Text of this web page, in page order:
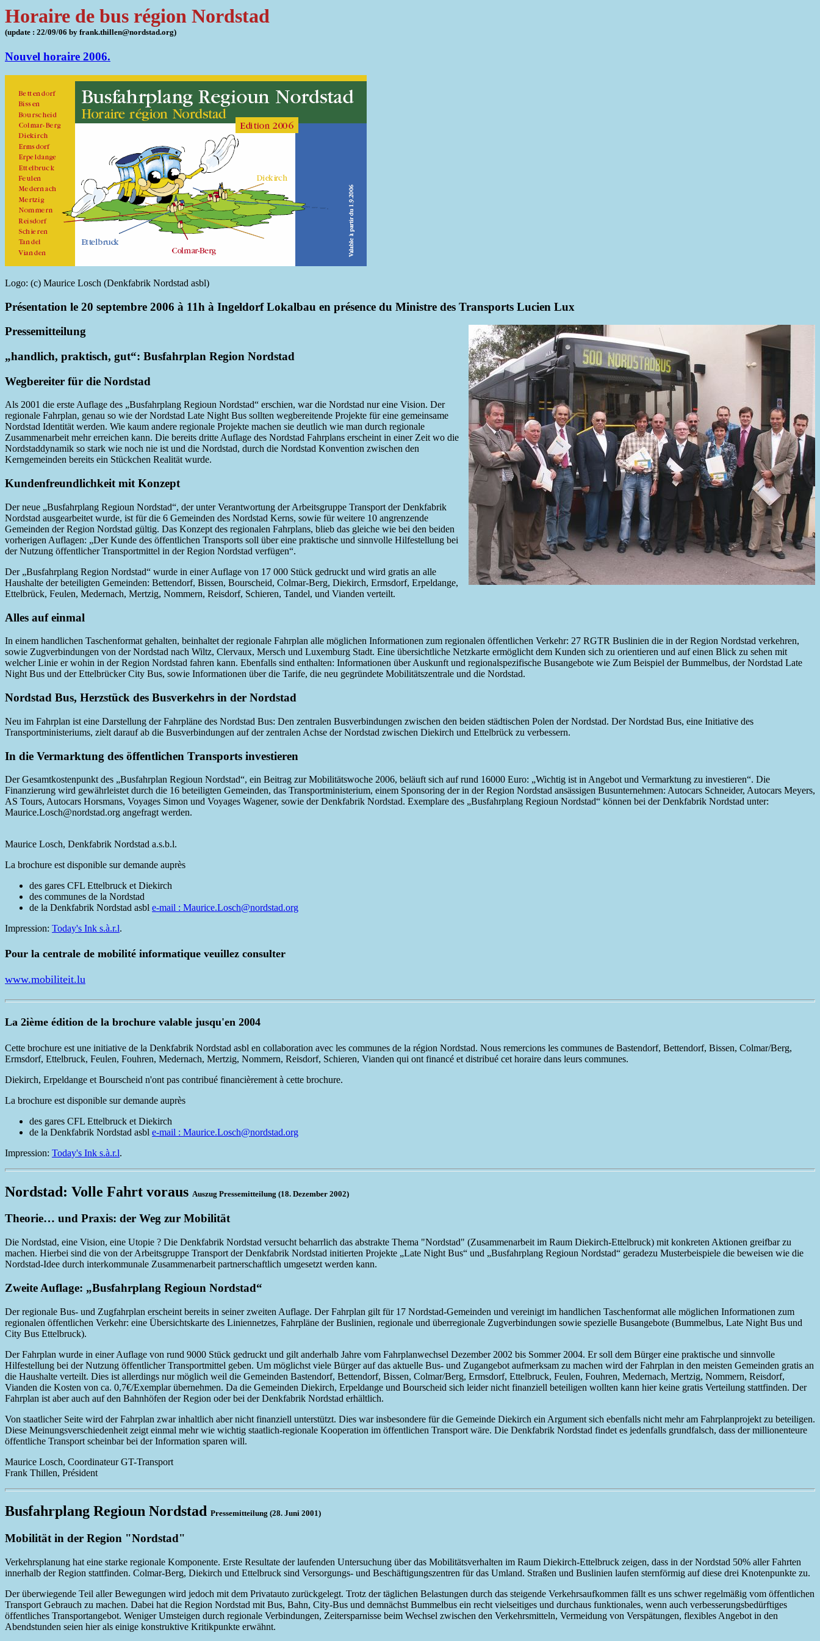
Horaire de bus région Nordstad
(update : 22/09/06 by frank.thillen@nordstad.org)
Nouvel horaire 2006.
Logo: (c) Maurice Losch (Denkfabrik Nordstad asbl)
Présentation le 20 septembre 2006 à 11h à Ingeldorf Lokalbau en présence du Ministre des Transports Lucien Lux
Pressemitteilung
„handlich, praktisch, gut“: Busfahrplan Region Nordstad
Wegbereiter für die Nordstad
Als 2001 die erste Auflage des „Busfahrplang Regioun Nordstad“ erschien, war die Nordstad nur eine Vision. Der
regionale Fahrplan, genau so wie der Nordstad Late Night Bus sollten wegbereitende Projekte für eine gemeinsame
Nordstad Identität werden. Wie kaum andere regionale Projekte machen sie deutlich wie man durch regionale
Zusammenarbeit mehr erreichen kann. Die bereits dritte Auflage des Nordstad Fahrplans erscheint in einer Zeit wo die
Nordstaddynamik so stark wie noch nie ist und die Nordstad, durch die Nordstad Konvention zwischen den
Kerngemeinden bereits ein Stückchen Realität wurde.
Kundenfreundlichkeit mit Konzept
Der neue „Busfahrplang Regioun Nordstad“, der unter Verantwortung der Arbeitsgruppe Transport der Denkfabrik
Nordstad ausgearbeitet wurde, ist für die 6 Gemeinden des Nordstad Kerns, sowie für weitere 10 angrenzende
Gemeinden der Region Nordstad gültig. Das Konzept des regionalen Fahrplans, blieb das gleiche wie bei den beiden
vorherigen Auflagen: „Der Kunde des öffentlichen Transports soll über eine praktische und sinnvolle Hilfestellung bei
der Nutzung öffentlicher Transportmittel in der Region Nordstad verfügen“.
Der „Busfahrplang Region Nordstad“ wurde in einer Auflage von 17 000 Stück gedruckt und wird gratis an alle
Haushalte der beteiligten Gemeinden: Bettendorf, Bissen, Bourscheid, Colmar-Berg, Diekirch, Ermsdorf, Erpeldange,
Ettelbrück, Feulen, Medernach, Mertzig, Nommern, Reisdorf, Schieren, Tandel, und Vianden verteilt.
Alles auf einmal
In einem handlichen Taschenformat gehalten, beinhaltet der regionale Fahrplan alle möglichen Informationen zum regionalen öffentlichen Verkehr: 27 RGTR Buslinien die in der Region Nordstad verkehren,
sowie Zugverbindungen von der Nordstad nach Wiltz, Clervaux, Mersch und Luxemburg Stadt. Eine übersichtliche Netzkarte ermöglicht dem Kunden sich zu orientieren und auf einen Blick zu sehen mit
welcher Linie er wohin in der Region Nordstad fahren kann. Ebenfalls sind enthalten: Informationen über Auskunft und regionalspezifische Busangebote wie Zum Beispiel der Bummelbus, der Nordstad Late
Night Bus und der Ettelbrücker City Bus, sowie Informationen über die Tarife, die neu gegründete Mobilitätszentrale und die Nordstad.
Nordstad Bus, Herzstück des Busverkehrs in der Nordstad
Neu im Fahrplan ist eine Darstellung der Fahrpläne des Nordstad Bus: Den zentralen Busverbindungen zwischen den beiden städtischen Polen der Nordstad. Der Nordstad Bus, eine Initiative des
Transportministeriums, zielt darauf ab die Busverbindungen auf der zentralen Achse der Nordstad zwischen Diekirch und Ettelbrück zu verbessern.
In die Vermarktung des öffentlichen Transports investieren
Der Gesamtkostenpunkt des „Busfahrplan Regioun Nordstad“, ein Beitrag zur Mobilitätswoche 2006, beläuft sich auf rund 16000 Euro: „Wichtig ist in Angebot und Vermarktung zu investieren“. Die
Finanzierung wird gewährleistet durch die 16 beteiligten Gemeinden, das Transportministerium, einem Sponsoring der in der Region Nordstad ansässigen Busunternehmen: Autocars Schneider, Autocars Meyers,
AS Tours, Autocars Horsmans, Voyages Simon und Voyages Wagener, sowie der Denkfabrik Nordstad. Exemplare des „Busfahrplang Regioun Nordstad“ können bei der Denkfabrik Nordstad unter:
Maurice.Losch@nordstad.org angefragt werden.
Maurice Losch, Denkfabrik Nordstad a.s.b.l.
La brochure est disponible sur demande auprès
des gares CFL Ettelbruck et Diekirch
des communes de la Nordstad
de la Denkfabrik Nordstad asbl e-mail : Maurice.Losch@nordstad.org
Impression: Today's Ink s.à.r.l.
Pour la centrale de mobilité informatique veuillez consulter
www.mobiliteit.lu
La 2ième édition de la brochure valable jusqu'en 2004
Cette brochure est une initiative de la Denkfabrik Nordstad asbl en collaboration avec les communes de la région Nordstad. Nous remercions les communes de Bastendorf, Bettendorf, Bissen, Colmar/Berg,
Ermsdorf, Ettelbruck, Feulen, Fouhren, Medernach, Mertzig, Nommern, Reisdorf, Schieren, Vianden qui ont financé et distribué cet horaire dans leurs communes.
Diekirch, Erpeldange et Bourscheid n'ont pas contribué financièrement à cette brochure.
La brochure est disponible sur demande auprès
des gares CFL Ettelbruck et Diekirch
de la Denkfabrik Nordstad asbl e-mail : Maurice.Losch@nordstad.org
Impression: Today's Ink s.à.r.l.
Nordstad: Volle Fahrt voraus Auszug Pressemitteilung (18. Dezember 2002)
Theorie… und Praxis: der Weg zur Mobilität
Die Nordstad, eine Vision, eine Utopie ? Die Denkfabrik Nordstad versucht beharrlich das abstrakte Thema "Nordstad" (Zusammenarbeit im Raum Diekirch-Ettelbruck) mit konkreten Aktionen greifbar zu
machen. Hierbei sind die von der Arbeitsgruppe Transport der Denkfabrik Nordstad initierten Projekte „Late Night Bus“ und „Busfahrplang Regioun Nordstad“ geradezu Musterbeispiele die beweisen wie die
Nordstad-Idee durch interkommunale Zusammenarbeit partnerschaftlich umgesetzt werden kann.
Zweite Auflage: „Busfahrplang Regioun Nordstad“
Der regionale Bus- und Zugfahrplan erscheint bereits in seiner zweiten Auflage. Der Fahrplan gilt für 17 Nordstad-Gemeinden und vereinigt im handlichen Taschenformat alle möglichen Informationen zum
regionalen öffentlichen Verkehr: eine Übersichtskarte des Liniennetzes, Fahrpläne der Buslinien, regionale und überregionale Zugverbindungen sowie spezielle Busangebote (Bummelbus, Late Night Bus und
City Bus Ettelbruck).
Der Fahrplan wurde in einer Auflage von rund 9000 Stück gedruckt und gilt anderhalb Jahre vom Fahrplanwechsel Dezember 2002 bis Sommer 2004. Er soll dem Bürger eine praktische und sinnvolle
Hilfestellung bei der Nutzung öffentlicher Transportmittel geben. Um möglichst viele Bürger auf das aktuelle Bus- und Zugangebot aufmerksam zu machen wird der Fahrplan in den meisten Gemeinden gratis an
die Haushalte verteilt. Dies ist allerdings nur möglich weil die Gemeinden Bastendorf, Bettendorf, Bissen, Colmar/Berg, Ermsdorf, Ettelbruck, Feulen, Fouhren, Medernach, Mertzig, Nommern, Reisdorf,
Vianden die Kosten von ca. 0,7€/Exemplar übernehmen. Da die Gemeinden Diekirch, Erpeldange und Bourscheid sich leider nicht finanziell beteiligen wollten kann hier keine gratis Verteilung stattfinden. Der
Fahrplan ist aber auch auf den Bahnhöfen der Region oder bei der Denkfabrik Nordstad erhältlich.
Von staatlicher Seite wird der Fahrplan zwar inhaltlich aber nicht finanziell unterstützt. Dies war insbesondere für die Gemeinde Diekirch ein Argument sich ebenfalls nicht mehr am Fahrplanprojekt zu beteiligen.
Diese Meinungsverschiedenheit zeigt einmal mehr wie wichtig staatlich-regionale Kooperation im öffentlichen Transport wäre. Die Denkfabrik Nordstad findet es jedenfalls grundfalsch, dass der millionenteure
öffentliche Transport scheinbar bei der Information sparen will.
Maurice Losch, Coordinateur GT-Transport
Frank Thillen, Président
Busfahrplang Regioun Nordstad Pressemitteilung (28. Juni 2001)
Mobilität in der Region "Nordstad"
Verkehrsplanung hat eine starke regionale Komponente. Erste Resultate der laufenden Untersuchung über das Mobilitätsverhalten im Raum Diekirch-Ettelbruck zeigen, dass in der Nordstad 50% aller Fahrten
innerhalb der Region stattfinden. Colmar-Berg, Diekirch und Ettelbruck sind Versorgungs- und Beschäftigungszentren für das Umland. Straßen und Buslinien laufen sternförmig auf diese drei Knotenpunkte zu.
Der überwiegende Teil aller Bewegungen wird jedoch mit dem Privatauto zurückgelegt. Trotz der täglichen Belastungen durch das steigende Verkehrsaufkommen fällt es uns schwer regelmäßig vom öffentlichen
Transport Gebrauch zu machen. Dabei hat die Region Nordstad mit Bus, Bahn, City-Bus und demnächst Bummelbus ein recht vielseitiges und durchaus funktionales, wenn auch verbesserungsbedürftiges
öffentliches Transportangebot. Weniger Umsteigen durch regionale Verbindungen, Zeitersparnisse beim Wechsel zwischen den Verkehrsmitteln, Vermeidung von Verspätungen, flexibles Angebot in den
Abendstunden seien hier als einige konstruktive Kritikpunkte erwähnt.